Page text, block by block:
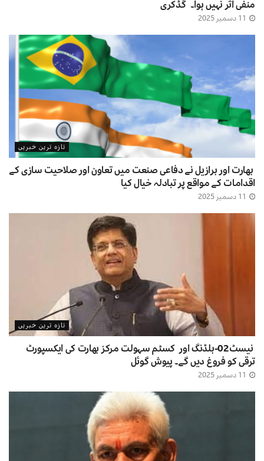
منفی اثر نہیں ہوا۔ گڈکری
تازہ ترین خبریں
بھارت اور برازیل نے دفاعی صنعت میں تعاون اور صلاحیت سازی کے
اقدامات کے مواقع پر تبادلہ خیال کیا
تازہ ترین خبریں
نیسٹ02-بلڈنگ اور کسٹم سہولت مرکز بھارت کی ایکسپورٹ
ترقی کو فروغ دیں گے۔ پیوش گوئل